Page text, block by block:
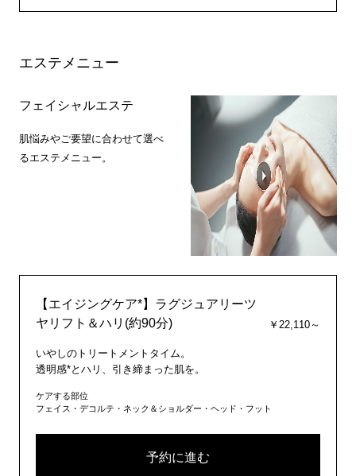
エステメニュー
フェイシャルエステ
肌悩みやご要望に合わせて選べ
るエステメニュー。
【エイジングケア*】ラグジュアリーツ
ヤリフト＆ハリ(約90分)
￥22,110～
いやしのトリートメントタイム。
透明感*とハリ、引き締まった肌を。
ケアする部位
フェイス・デコルテ・ネック＆ショルダー・ヘッド・フット
予約に進む